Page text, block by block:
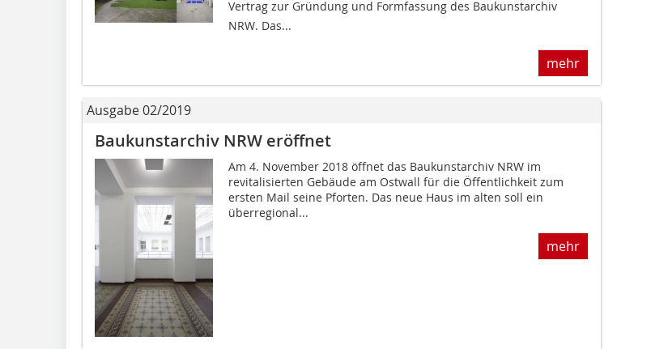
Vertrag zur Gründung und Formfassung des Baukunstarchiv
NRW. Das...
mehr
Ausgabe 02/2019
Baukunstarchiv NRW eröffnet
Am 4. November 2018 öffnet das Baukunstarchiv NRW im
revitalisierten Gebäude am Ostwall für die Öffentlichkeit zum
ersten Mail seine Pforten. Das neue Haus im alten soll ein
überregional...
mehr